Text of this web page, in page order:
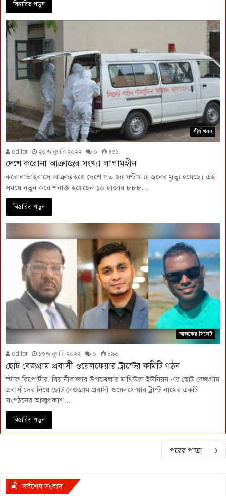
বিস্তারিত পড়ুন
শীর্ষ খবর
editor ২০ জানুয়ারি ২০২২ ০ ৪৫১
দেশে করোনা আক্রান্তের সংখ্যা লাগামহীন
করোনাভাইরাসে আক্রান্ত হয়ে দেশে গত ২৪ ঘণ্টায় ৪ জনের মৃত্যু হয়েছে। এই
সময়ে নতুন করে শনাক্ত হয়েছেন ১০ হাজার ৮৮৮…
বিস্তারিত পড়ুন
আজকের সিলেট
editor ১৩ জানুয়ারি ২০২২ ০ ৪৯০
ছোট বেজগ্রাম প্রবাসী ওয়েলফেয়ার ট্রাস্টের কমিটি গঠন
স্টাফ রিপোর্টার: বিয়ানীবাজার উপজেলার মাথিউরা ইউনিয়ন এর ছোট বেজগ্রাম
প্রবাসীদের নিয়ে ছোট বেজগ্রাম প্রবাসী ওয়েলফেয়ার ট্রাস্ট নামের একটি
সংগঠনের আত্মপ্রকাশ…
বিস্তারিত পড়ুন
পরের পাতা
সর্বশেষ সংবাদ